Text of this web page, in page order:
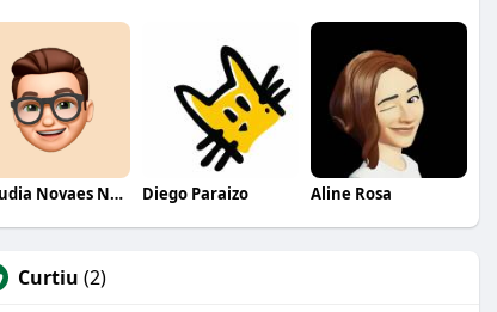
Claudia Novaes Novaes Diego Paraizo Aline Rosa
Curtiu (2)